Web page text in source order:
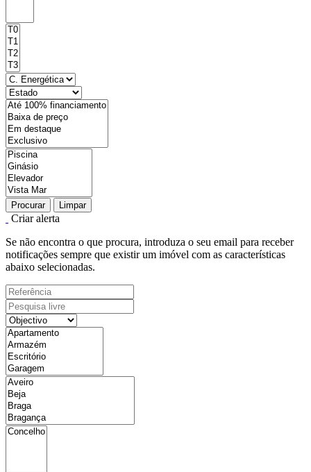
Procurar Limpar
Criar alerta
Se não encontra o que procura, introduza o seu email para receber
notificações sempre que existir um imóvel com as características
abaixo selecionadas.